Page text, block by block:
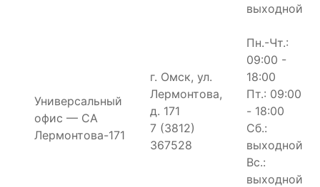
выходной
Универсальный
офис — СА
Лермонтова-171
г. Омск, ул.
Лермонтова,
д. 171
7 (3812)
367528
Пн.-Чт.:
09:00 -
18:00
Пт.: 09:00
- 18:00
Сб.:
выходной
Вс.:
выходной